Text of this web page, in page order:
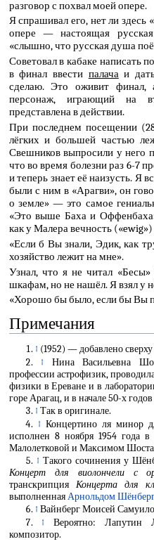
разговор с похвал моей опере.
Я спрашивал его, нет ли здесь
опере — настоящая
«слышно, что русская душа
Советовал в кабаке написать
в финал ввести палачаи
сделаю. Это оживит
персонаж, играющий на
представлена в действии.
При последнем посещении
лёгких и большей частью
Свешников выпросили у него
что во время болезни раз 6-7
и теперь знает её наизусть. Я
были с ним в «Арагви», он
о земле» — это самое
«Это выше Баха и
как у Малера вечность
«Если б Вы знали, Эдик, как
хозяйство лежит на мне».
Узнал, что я не читал
шкафам, но не нашёл. Я взял у
«Хорошо бы было, если бы Вы
Примечания
↑ (1952) — добавлено
↑
Нина Васильевна
профессии астрофизик,
физики в Ереване и в
горе Арагац, и в начале 50-х
↑ Так в оригинале.
↑ Концертино ля минор
исполнен 8 ноября 1954 года
Малолетковой и Максимом
↑ Такого сочинения у
Концерт для виолончели с
транскрипция Концерта для
выполненнаяАрнольдом
↑ Вайнберг Моисей
↑
Вероятно: Лапутин
композитор.